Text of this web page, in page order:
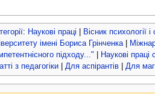
: Наукові праці
Вісник психології
імені Бориса Грінченка|
підходу..."
Наукові праці
з педагогіки| Для аспірантів| Для